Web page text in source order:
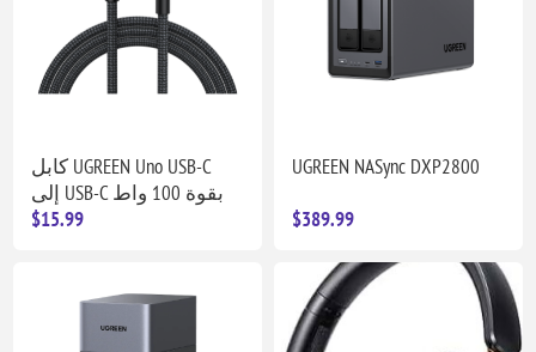
كابل UGREEN Uno USB-C
إلى USB-C بقوة 100 واط
$15.99
UGREEN NASync DXP2800
$389.99